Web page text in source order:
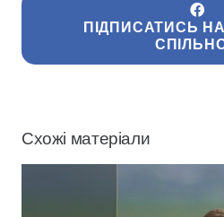
ПІДПИСАТИСЬ НА
Схожі матеріали